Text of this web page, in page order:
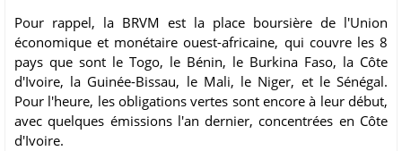
Pour rappel, la BRVM est la place boursière de l'Union
économique et monétaire ouest-africaine, qui couvre les 8
pays que sont le Togo, le Bénin, le Burkina Faso, la Côte
d'Ivoire, la Guinée-Bissau, le Mali, le Niger, et le Sénégal.
Pour l'heure, les obligations vertes sont encore à leur début,
avec quelques émissions l'an dernier, concentrées en Côte
d'Ivoire.